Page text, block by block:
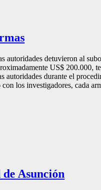
autoridades detuvieron al
US$ 200.000,
autoridades durante el
los investigadores, cada
Asunción